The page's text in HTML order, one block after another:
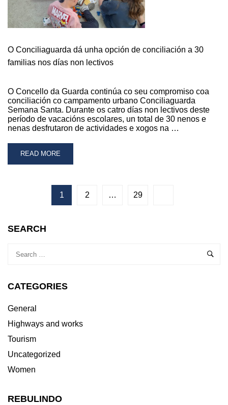
REALIZAR
UN
RAMO
O Conciliaguarda dá unha opción de conciliación a 30
familias nos días non lectivos
O Concello da Guarda continúa co seu compromiso coa
conciliación co campamento urbano Conciliaguarda
Semana Santa. Durante os catro días non lectivos deste
período de vacacións escolares, un total de 30 nenos e
nenas desfrutaron de actividades e xogos na …
READ
MORE
CONCILIAGUARDA
OPCIÓN
DE
A
NOS
NON
READ MORE
1 2 … 29
SEARCH
CATEGORIES
General
Highways and works
Tourism
Uncategorized
Women
REBULINDO